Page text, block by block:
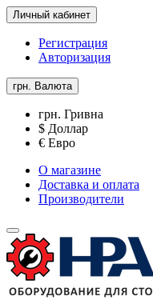
Личный кабинет
Регистрация
Авторизация
грн. Валюта
грн. Гривна
$ Доллар
€ Евро
О магазине
Доставка и оплата
Производители